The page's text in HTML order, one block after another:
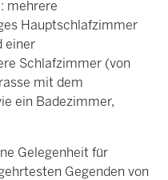
mehrere
Hauptschlafzimmer
einer
Schlafzimmer (von
mit dem
ein Badezimmer,
Gelegenheit für
Gegenden von